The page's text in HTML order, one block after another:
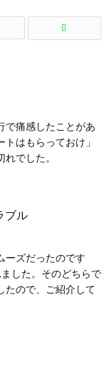
で痛感したことがあ
はもらっておけ」
でした。
ブル
ーズだったのです
した。そのどちらで
たので、ご紹介して